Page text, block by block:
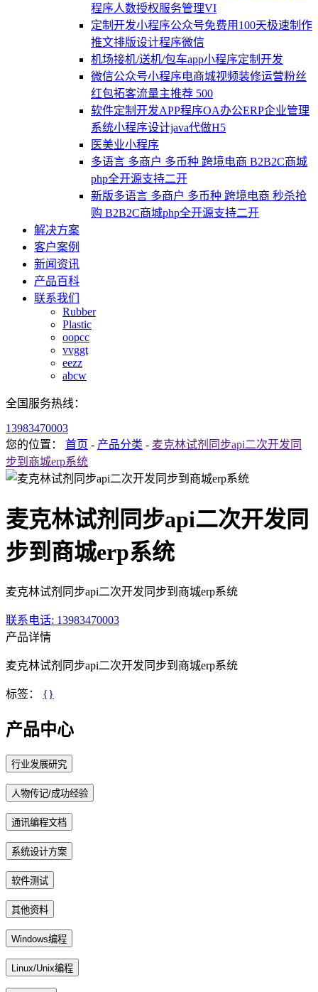
程序人数授权服务管理VI
定制开发小程序公众号免费用100天极速制作
推文排版设计程序微信
机场接机/送机/包车app小程序定制开发
微信公众号小程序电商城视频装修运营粉丝
红包拓客流量主推荐 500
软件定制开发APP程序OA办公ERP企业管理
系统小程序设计java代做H5
医美业小程序
多语言 多商户 多币种 跨境电商 B2B2C商城
php全开源支持二开
新版多语言 多商户 多币种 跨境电商 秒杀抢
购 B2B2C商城php全开源支持二开
解决方案
客户案例
新闻资讯
产品百科
联系我们
Rubber
Plastic
oopcc
vvggt
eezz
abcw
全国服务热线：
13983470003
您的位置：
首页 - 产品分类 - 麦克林试剂同步api二次开发同
步到商城erp系统
麦克林试剂同步api二次开发同
步到商城erp系统
麦克林试剂同步api二次开发同步到商城erp系统
联系电话: 13983470003
产品详情
麦克林试剂同步api二次开发同步到商城erp系统
标签： {}
产品中心
行业发展研究
人物传记/成功经验
通讯编程文档
系统设计方案
软件测试
其他资料
Windows编程
Linux/Unix编程